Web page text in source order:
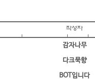
감자나무
다크묵향
BOT입니다